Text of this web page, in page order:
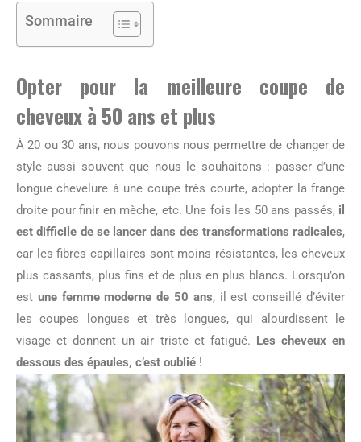
Sommaire
Opter pour la meilleure coupe de
cheveux à 50 ans et plus
À 20 ou 30 ans, nous pouvons nous permettre de changer de
style aussi souvent que nous le souhaitons : passer d’une
longue chevelure à une coupe très courte, adopter la frange
droite pour finir en mèche, etc. Une fois les 50 ans passés, il
est difficile de se lancer dans des transformations radicales,
car les fibres capillaires sont moins résistantes, les cheveux
plus cassants, plus fins et de plus en plus blancs. Lorsqu’on
est une femme moderne de 50 ans, il est conseillé d’éviter
les coupes longues et très longues, qui alourdissent le
visage et donnent un air triste et fatigué. Les cheveux en
dessous des épaules, c’est oublié !